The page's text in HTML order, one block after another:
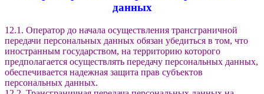
данных
12.1. Оператор до начала осуществления трансграничной
передачи персональных данных обязан убедиться в том, что
иностранным государством, на территорию которого
предполагается осуществлять передачу персональных данных,
обеспечивается надежная защита прав субъектов
персональных данных.